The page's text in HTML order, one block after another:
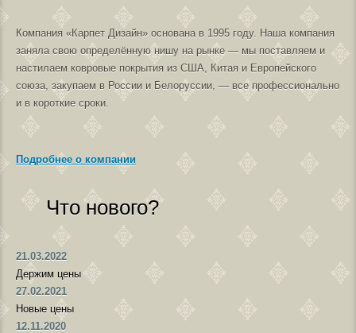
Компания «Карпет Дизайн» основана в 1995 году. Наша компания
заняла свою определённую нишу на рынке — мы поставляем и
настилаем ковровые покрытия из США, Китая и Европейского
союза, закупаем в России и Белоруссии, — все профессионально
и в короткие сроки.
Подробнее о компании
Что нового?
21.03.2022
Держим цены
27.02.2021
Новые цены
12.11.2020